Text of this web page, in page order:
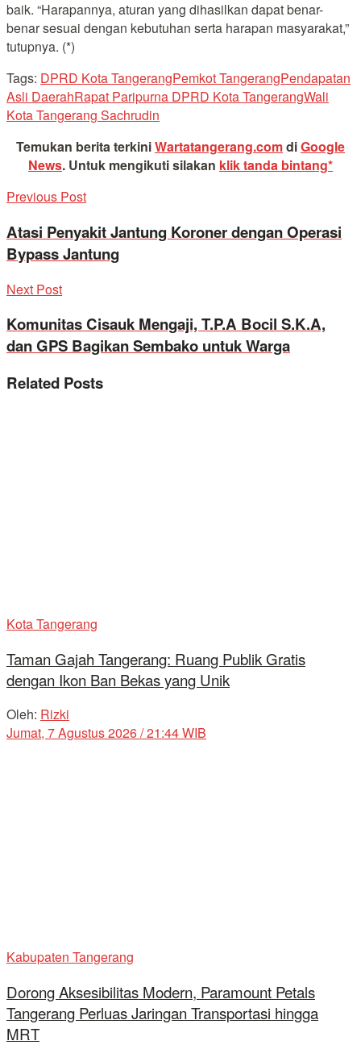
baik. “Harapannya, aturan yang dihasilkan dapat benar-
benar sesuai dengan kebutuhan serta harapan masyarakat,”
tutupnya. (*)
Tags: DPRD Kota TangerangPemkot TangerangPendapatan
Asli DaerahRapat Paripurna DPRD Kota TangerangWali
Kota Tangerang Sachrudin
Temukan berita terkiniWartatangerang.comdiGoogle
News. Untuk mengikuti silakan klik tanda bintang*
Previous Post
Atasi Penyakit Jantung Koroner dengan Operasi
Bypass Jantung
Next Post
Komunitas Cisauk Mengaji, T.P.A Bocil S.K.A,
dan GPS Bagikan Sembako untuk Warga
Related Posts
Kota Tangerang
Taman Gajah Tangerang: Ruang Publik Gratis
dengan Ikon Ban Bekas yang Unik
Oleh: Rizki
Jumat, 7 Agustus 2026 / 21:44 WIB
Kabupaten Tangerang
Dorong Aksesibilitas Modern, Paramount Petals
Tangerang Perluas Jaringan Transportasi hingga
MRT